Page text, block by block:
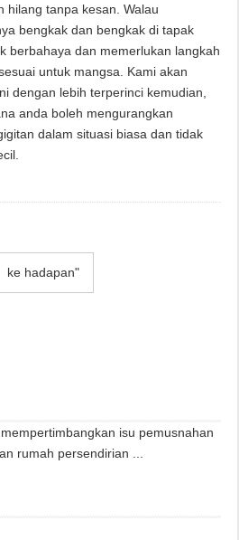
hilang tanpa kesan. Walau
bengkak dan bengkak di tapak
berbahaya dan memerlukan langkah
untuk mangsa. Kami akan
dengan lebih terperinci kemudian,
anda boleh mengurangkan
dalam situasi biasa dan tidak
ke hadapan"
isu pemusnahan
rumah persendirian ...